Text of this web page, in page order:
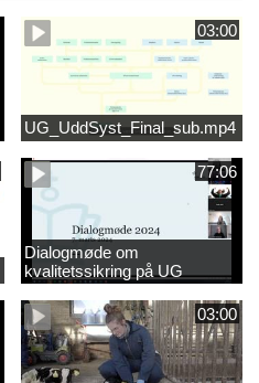
03:00
UG_UddSyst_Final_sub.mp4
77:06
Dialogmøde om
kvalitetssikring på UG
03:00